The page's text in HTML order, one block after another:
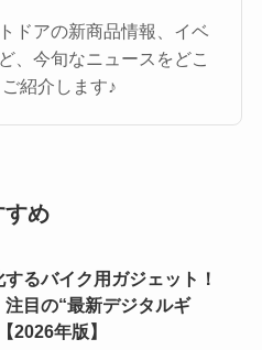
ドアの新商品情報、イベ
、今旬なニュースをどこ
紹介します♪
すめ
するバイク用ガジェット！
注目の“最新デジタルギ
2026年版】